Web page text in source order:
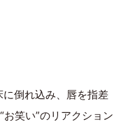
倒れ込み、唇を指差
笑い”のリアクション